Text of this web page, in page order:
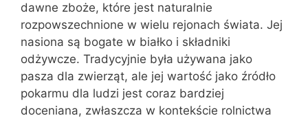
dawne zboże, które jest naturalnie
rozpowszechnione w wielu rejonach świata. Jej
nasiona są bogate w białko i składniki
odżywcze. Tradycyjnie była używana jako
pasza dla zwierząt, ale jej wartość jako źródło
pokarmu dla ludzi jest coraz bardziej
doceniana, zwłaszcza w kontekście rolnictwa